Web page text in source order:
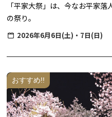
「平家大祭」は、今なお平家
の祭り。
琵琶演奏や雅楽など、平家に関
の栄華がよみがえります。
６月６日（土） 前夜祭
20:15 壱太郎 太鼓演奏 （湯
20:30 上臈（じょうろう）道
2026年6月6日(土)・7日(日)
おすすめ!!